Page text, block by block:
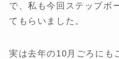
で、私も今回ステップボ
てもらいました。
実は去年の10月ごろにも